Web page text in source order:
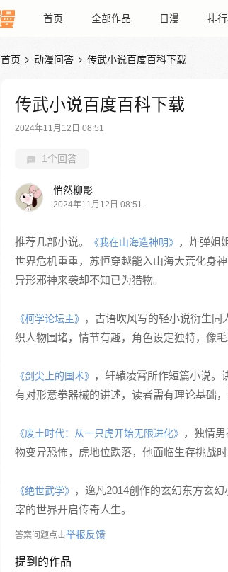
首页 全部作品 日漫 排
首页  动漫问答  传武小说百度百科下载
传武小说百度百科下载
2024年11月12日 08:51
1个回答
悄然柳影
2024年11月12日 08:51
推荐几部小说。 《我在山海造神明》 ，炸弹姐
世界危机重重，苏恒穿越能入山海大荒化身
异形邪神来袭却不知已为猎物。
《柯学论坛主》 ，古语吹风写的轻小说衍生同
织人物围堵，情节有趣，角色设定独特，像
《剑尖上的国术》 ，轩辕凌霄所作短篇小说。
有对形意拳器械的讲述，读者需有理论基础
《废土时代：从一只虎开始无限进化》 ，独情
物变异恐怖，虎地位跌落，他面临生存挑战时
《绝世武学》 ，逸凡2014创作的玄幻东方玄
宰的世界开启传奇人生。
答案问题点击举报反馈
提到的作品